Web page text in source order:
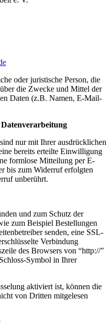
oder juristische Person, die
die Zwecke und Mittel der
Daten (z.B. Namen, E-Mail-
nur mit Ihrer ausdrücklichen
bereits erteilte Einwilligung
formlose Mitteilung per E-
bis zum Widerruf erfolgten
unberührt.
und zum Schutz der
zum Beispiel Bestellungen
senden, eine SSL-
Verbindung
des Browsers von “http://”
Symbol in Ihrer
aktiviert ist, können die
von Dritten mitgelesen